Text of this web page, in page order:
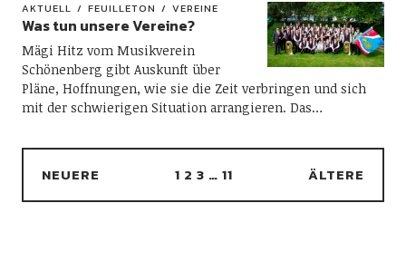
AKTUELL FEUILLETON VEREINE
Was tun unsere Vereine?
Mägi Hitz vom Musikverein
Schönenberg gibt Auskunft über
Pläne, Hoffnungen, wie sie die Zeit verbringen und sich
mit der schwierigen Situation arrangieren. Das…
NEUERE 1 2 3 … 11 ÄLTERE